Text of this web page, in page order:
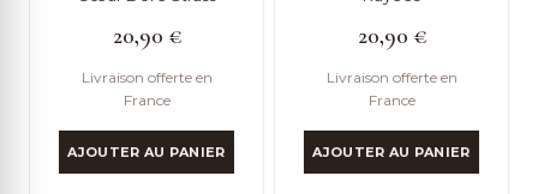
20,90 €
Livraison offerte en
France
AJOUTER AU PANIER
20,90 €
Livraison offerte en
France
AJOUTER AU PANIER